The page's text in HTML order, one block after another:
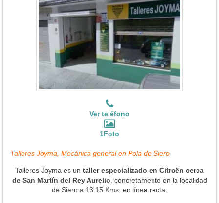
Ver teléfono
1Foto
Talleres Joyma, Mecánica general en Pola de Siero
Talleres Joyma es un taller especializado en Citroën cerca
de San Martín del Rey Aurelio , concretamente en la localidad
de Siero a 13.15 Kms. en línea recta.